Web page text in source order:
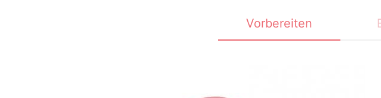
Vorbereiten